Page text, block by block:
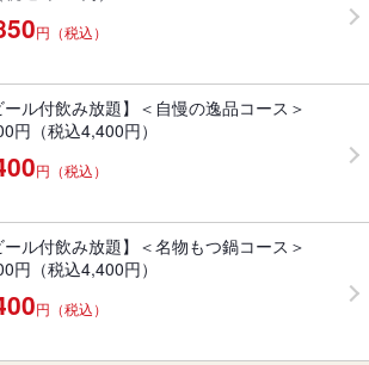
円（税込）
ール付飲み放題】＜自慢の逸品コース＞
円（税込4,400円）
円（税込）
ール付飲み放題】＜名物もつ鍋コース＞
円（税込4,400円）
円（税込）